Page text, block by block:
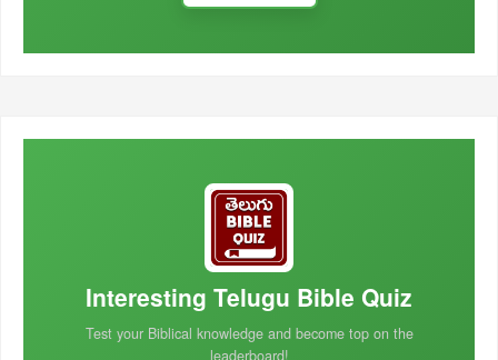
Interesting Telugu Bible Quiz
Test your Biblical knowledge and become top on the
leaderboard!